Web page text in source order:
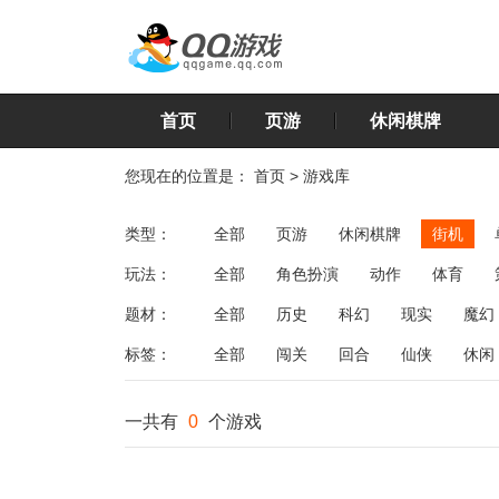
首页 页游 休闲棋牌
您现在的位置是： 首页 > 游戏库
类型： 全部 页游 休闲棋牌 街机
玩法： 全部 角色扮演 动作 体育
飞行
恋爱 第三人称射击 棋类
题材： 全部 历史 科幻 现实 魔幻
标签： 全部 闯关 回合 仙侠 休闲
一共有 0 个游戏